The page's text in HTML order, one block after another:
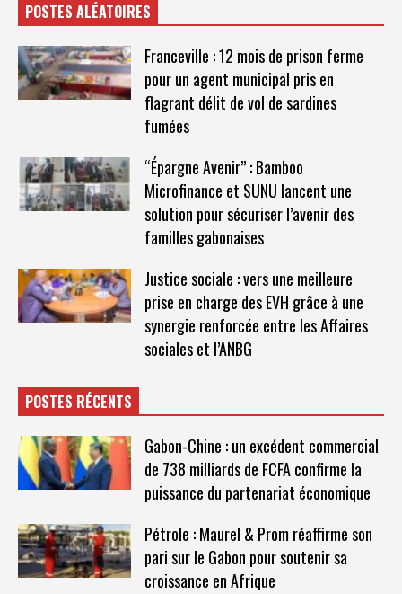
POSTES ALÉATOIRES
Franceville : 12 mois de prison ferme
pour un agent municipal pris en
flagrant délit de vol de sardines
fumées
“Épargne Avenir” : Bamboo
Microfinance et SUNU lancent une
solution pour sécuriser l’avenir des
familles gabonaises
Justice sociale : vers une meilleure
prise en charge des EVH grâce à une
synergie renforcée entre les Affaires
sociales et l’ANBG
POSTES RÉCENTS
Gabon-Chine : un excédent commercial
de 738 milliards de FCFA confirme la
puissance du partenariat économique
Pétrole : Maurel & Prom réaffirme son
pari sur le Gabon pour soutenir sa
croissance en Afrique